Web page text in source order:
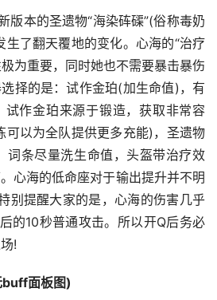
版本的圣遗物“海染砗磲”(俗称毒奶
了翻天覆地的变化。心海的“治疗
为重要，同时她也不需要暴击暴伤
择的是：试作金珀(加生命值)，有
试作金珀来源于锻造，获取非常容
可以为全队提供更多充能)，圣遗物
词条尽量洗生命值，头盔带治疗效
心海的低命座对于输出提升并不明
别提醒大家的是，心海的伤害几乎
的10秒普通攻击。所以开Q后务必
!
buff面板图)